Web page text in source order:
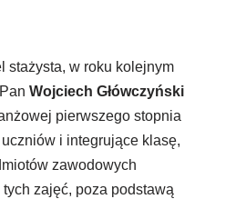
stażysta, w roku kolejnym
Wojciech Główczyński
pierwszego stopnia
i integrujące klasę,
zawodowych
zajęć, poza podstawą